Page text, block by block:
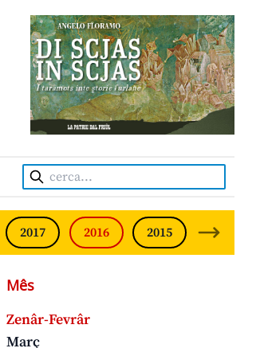
• INDEPENDENT FRIULIAN MONTHLY
Cerca:
2017 2016 2015 2014
Mês
Zenâr-Fevrâr
Març